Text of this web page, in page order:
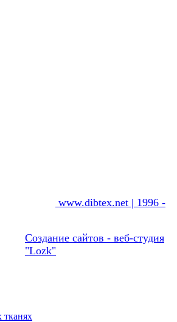
www.dibtex.net | 1996 -
Создание сайтов - веб-студия
"Lozk"